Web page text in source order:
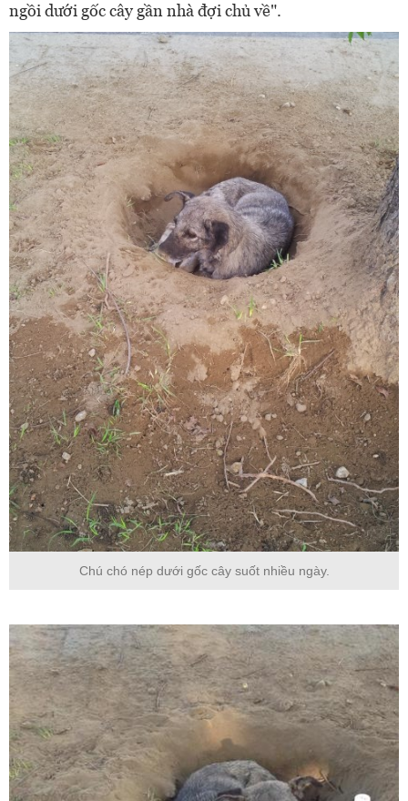
ngồi dưới gốc cây gần nhà đợi chủ về".
Chú chó nép dưới gốc cây suốt nhiều ngày.